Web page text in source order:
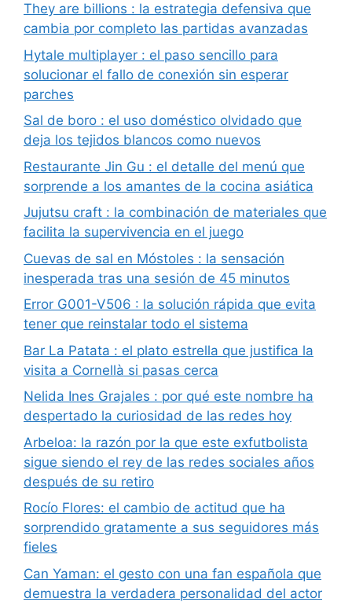
They are billions : la estrategia defensiva que
cambia por completo las partidas avanzadas
Hytale multiplayer : el paso sencillo para
solucionar el fallo de conexión sin esperar
parches
Sal de boro : el uso doméstico olvidado que
deja los tejidos blancos como nuevos
Restaurante Jin Gu : el detalle del menú que
sorprende a los amantes de la cocina asiática
Jujutsu craft : la combinación de materiales que
facilita la supervivencia en el juego
Cuevas de sal en Móstoles : la sensación
inesperada tras una sesión de 45 minutos
Error G001-V506 : la solución rápida que evita
tener que reinstalar todo el sistema
Bar La Patata : el plato estrella que justifica la
visita a Cornellà si pasas cerca
Nelida Ines Grajales : por qué este nombre ha
despertado la curiosidad de las redes hoy
Arbeloa: la razón por la que este exfutbolista
sigue siendo el rey de las redes sociales años
después de su retiro
Rocío Flores: el cambio de actitud que ha
sorprendido gratamente a sus seguidores más
fieles
Can Yaman: el gesto con una fan española que
demuestra la verdadera personalidad del actor